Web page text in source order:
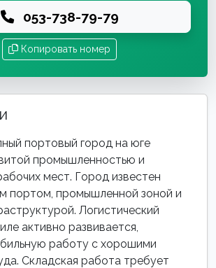
053-738-79-79
Копировать номер
портовый город на юге
промышленностью и
мест. Город известен
портом, промышленной зоной и
Логистический
активно развивается,
работу с хорошими
Складская работа требует